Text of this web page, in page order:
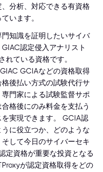
分析、対応できる有資格
います。
知識を証明したいサイバ
認定侵入アナリスト
れている資格です。
GCIAなどの資格取得
後払い方式の試験代行サ
門家による試験監督サポ
格後にのみ料金を支払う
実現できます。 GCIA認
に役立つか、どのような
して今日のサイバーセキ
定資格が重要な投資となる
が認定資格取得をどの